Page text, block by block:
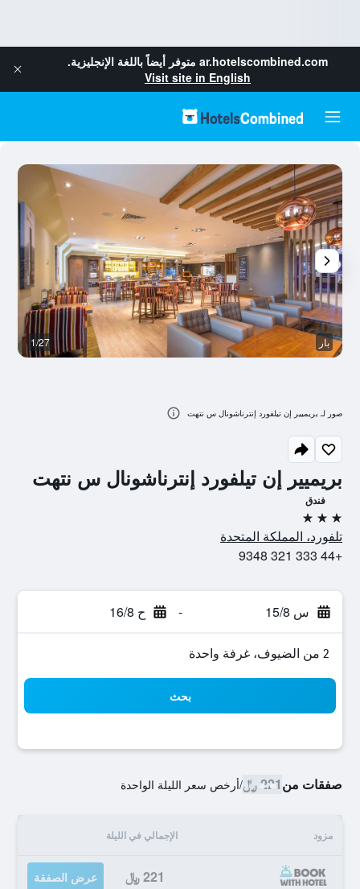
ar.hotelscombined.com متوفر أيضاً باللغة الإنجليزية.
Visit site in English
بريميير إن تيلفورد إنترناشونال س نتهت
فندق
3 نجوم
تلفورد، المملكة المتحدة
+44 333 321 9348
س 15/8 - ح 16/8
2 من الضيوف، غرفة واحدة
بحث
صفقات من221 ﷼ /أرخص سعر الليلة الواحدة
مزود الإجمالي في الليلة
221 ﷼ عرض الصفقة
بار 1/27
صور لـ بريميير إن تيلفورد إنترناشونال س نتهت